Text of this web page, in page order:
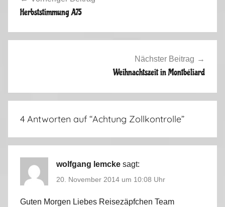
s
t
Herbststimmung A75
Nächster Beitrag
Weihnachtszeit in Montbéliard
4 Antworten auf “Achtung Zollkontrolle”
wolfgang lemcke sagt:
20. November 2014 um 10:08 Uhr
Guten Morgen Liebes Reisezäpfchen Team